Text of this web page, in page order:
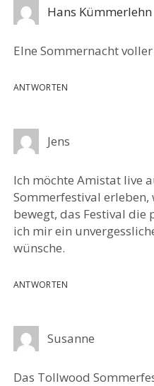
Hans Kümmerlehn
EIne Sommernacht
ANTWORTEN
Jens
Ich möchte Amistat live
Sommerfestival
bewegt, das Festival die
ich mir ein
wünsche.
ANTWORTEN
Susanne
Das Tollwood